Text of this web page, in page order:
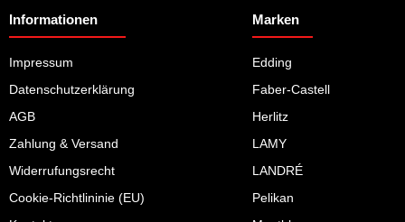
Informationen
Impressum
Datenschutzerklärung
AGB
Zahlung & Versand
Widerrufungsrecht
Cookie-Richtlininie (EU)
Marken
Edding
Faber-Castell
Herlitz
LAMY
LANDRÉ
Pelikan